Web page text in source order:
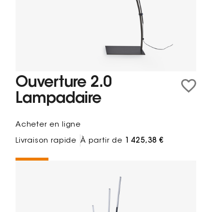
Ouverture 2.0
Lampadaire
Acheter en ligne
Livraison rapide À partir de 1 425,38 €